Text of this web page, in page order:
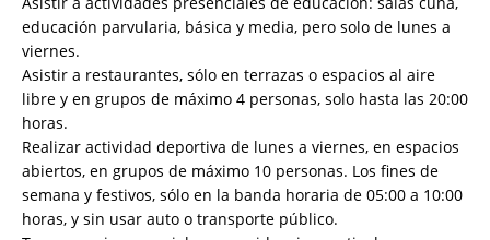
educación parvularia, básica y media, pero solo de lunes a
viernes.
Asistir a restaurantes, sólo en terrazas o espacios al aire
libre y en grupos de máximo 4 personas, solo hasta las 20:00
horas.
Realizar actividad deportiva de lunes a viernes, en espacios
abiertos, en grupos de máximo 10 personas. Los fines de
semana y festivos, sólo en la banda horaria de 05:00 a 10:00
horas, y sin usar auto o transporte público.